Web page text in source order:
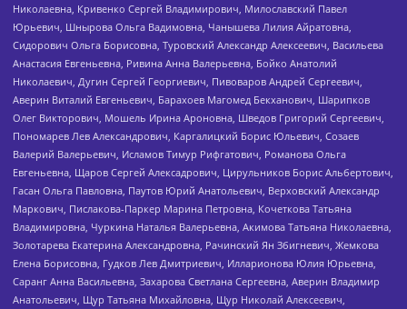
Николаевна, Кривенко Сергей Владимирович, Милославский Павел
Юрьевич, Шнырова Ольга Вадимовна, Чанышева Лилия Айратовна,
Сидорович Ольга Борисовна, Туровский Александр Алексеевич, Васильева
Анастасия Евгеньевна, Ривина Анна Валерьевна, Бойко Анатолий
Николаевич, Дугин Сергей Георгиевич, Пивоваров Андрей Сергеевич,
Аверин Виталий Евгеньевич, Барахоев Магомед Бекханович, Шарипков
Олег Викторович, Мошель Ирина Ароновна, Шведов Григорий Сергеевич,
Пономарев Лев Александрович, Каргалицкий Борис Юльевич, Созаев
Валерий Валерьевич, Исламов Тимур Рифгатович, Романова Ольга
Евгеньевна, Щаров Сергей Алексадрович, Цирульников Борис Альбертович,
Гасан Ольга Павловна, Паутов Юрий Анатольевич, Верховский Александр
Маркович, Пислакова-Паркер Марина Петровна, Кочеткова Татьяна
Владимировна, Чуркина Наталья Валерьевна, Акимова Татьяна Николаевна,
Золотарева Екатерина Александровна, Рачинский Ян Збигневич, Жемкова
Елена Борисовна, Гудков Лев Дмитриевич, Илларионова Юлия Юрьевна,
Саранг Анна Васильевна, Захарова Светлана Сергеевна, Аверин Владимир
Анатольевич, Щур Татьяна Михайловна, Щур Николай Алексеевич,